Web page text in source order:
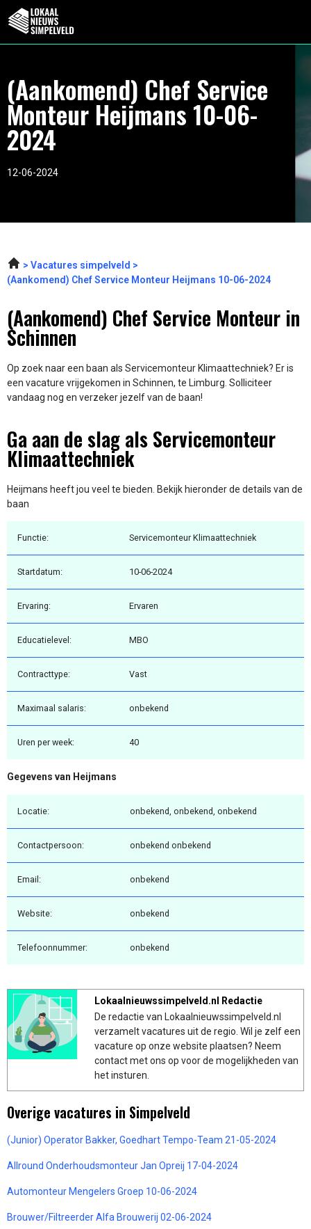
(Aankomend) Chef Service
Monteur Heijmans 10-06-
2024
12-06-2024
Vacatures simpelveld
(Aankomend) Chef Service Monteur Heijmans 10-06-2024
(Aankomend) Chef Service Monteur in
Schinnen
Op zoek naar een baan als Servicemonteur Klimaattechniek? Er is
een vacature vrijgekomen in Schinnen, te Limburg. Solliciteer
vandaag nog en verzeker jezelf van de baan!
Ga aan de slag als Servicemonteur
Klimaattechniek
Heijmans heeft jou veel te bieden. Bekijk hieronder de details van de
baan
Functie: Servicemonteur Klimaattechniek
Startdatum: 10-06-2024
Ervaring: Ervaren
Educatielevel: MBO
Contracttype: Vast
Maximaal salaris: onbekend
Uren per week: 40
Gegevens van Heijmans
Locatie: onbekend, onbekend, onbekend
Contactpersoon: onbekend onbekend
Email: onbekend
Website: onbekend
Telefoonnummer: onbekend
Lokaalnieuwssimpelveld.nl Redactie
De redactie van Lokaalnieuwssimpelveld.nl
verzamelt vacatures uit de regio. Wil je zelf een
vacature op onze website plaatsen? Neem
contact met ons op voor de mogelijkheden van
het insturen.
Overige vacatures in Simpelveld
(Junior) Operator Bakker, Goedhart Tempo-Team 21-05-2024
Allround Onderhoudsmonteur Jan Opreij 17-04-2024
Automonteur Mengelers Groep 10-06-2024
Brouwer/Filtreerder Alfa Brouwerij 02-06-2024